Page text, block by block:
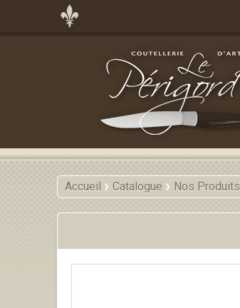
Accueil Catalogue Nos Produits